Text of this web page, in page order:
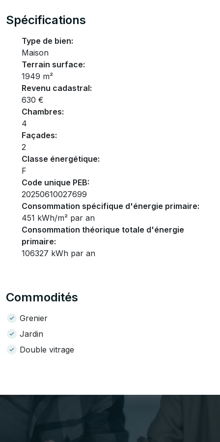
Spécifications
Type de bien:
Maison
Terrain surface:
1949 m²
Revenu cadastral:
630 €
Chambres:
4
Façades:
2
Classe énergétique:
F
Code unique PEB:
20250610027699
Consommation spécifique d'énergie primaire:
451 kWh/m² par an
Consommation théorique totale d'énergie
primaire:
106327 kWh par an
Commodités
Grenier
Jardin
Double vitrage